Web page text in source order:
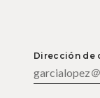
Dirección de